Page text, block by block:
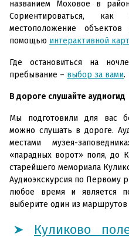
названием Моховое в
Сориентироваться,
местоположение
помощью интерактивной
Где остановиться на
пребывание – выбор за вами.
В дороге слушайте аудиогид
Мы подготовили для вас
можно слушать в дороге.
местами музея-
«парадных ворот» поля, до
старейшего мемориала
Аудиоэкскурсия по Первому
любое время и является
выберите один из
Куликово